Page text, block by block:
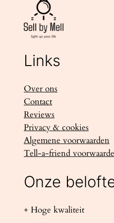
Links
Over ons
Contact
Reviews
Privacy & cookies
Algemene voorwaarden
Tell-a-friend
Onze
+ Hoge kwaliteit